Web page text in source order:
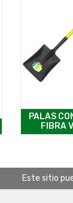
PALAS
FIBRA
Este sitio